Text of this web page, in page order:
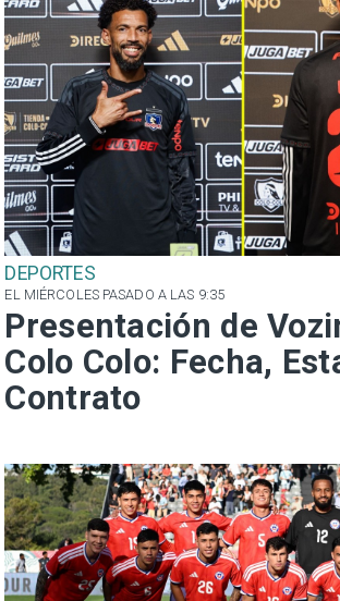
DEPORTES
EL MIÉRCOLES PASADO A LAS 9:35
Presentación de
Colo Colo: Fecha,
Contrato